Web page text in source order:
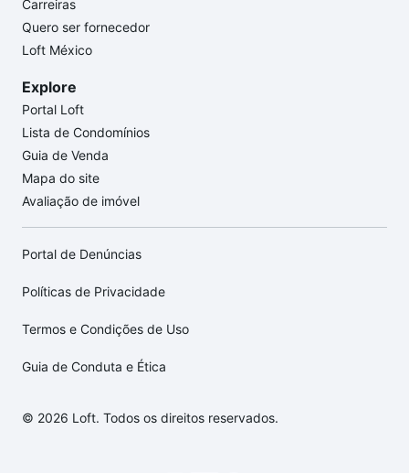
Carreiras
Quero ser fornecedor
Loft México
Explore
Portal Loft
Lista de Condomínios
Guia de Venda
Mapa do site
Avaliação de imóvel
Portal de Denúncias
Políticas de Privacidade
Termos e Condições de Uso
Guia de Conduta e Ética
© 2026 Loft. Todos os direitos reservados.